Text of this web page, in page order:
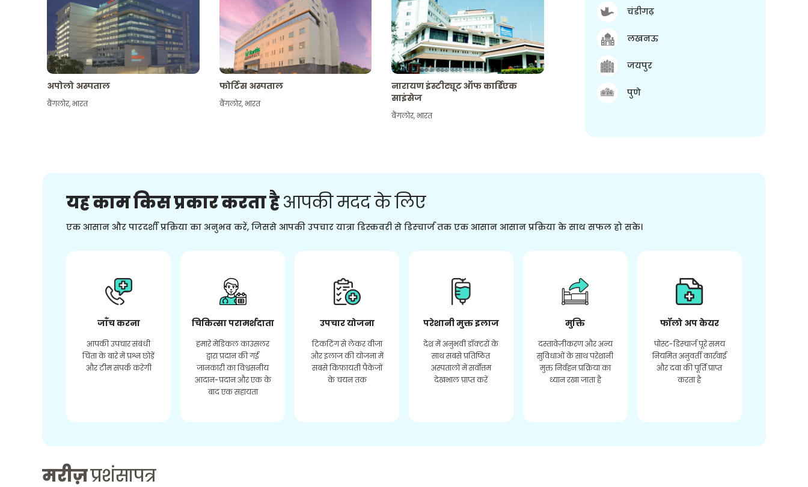
अपोलो अस्पताल
बैंगलोर,भारत
फोर्टिस अस्पताल
बैंगलोर,भारत
नारायण इंस्टीट्यूट ऑफ कार्डिएक
साइंसेज
बैंगलोर,भारत
चंडीगढ़
लखनऊ
जयपुर
पुणे
यह काम किस प्रकार करता हैआपकी मदद के लिए
एक आसान और पारदर्शी प्रक्रिया का अनुभव करें, जिससे आपकी उपचार यात्रा डिस्कवरी से डिस्चार्ज तक एक आसान आसान प्रक्रिया के साथ सफल हो सके।
जाँच करना
आपकी उपचार संबंधी
चिंता के बारे में प्रश्न छोड़ें
और टीम संपर्क करेगी
चिकित्सा परामर्शदाता
हमारे मेडिकल काउंसलर
द्वारा प्रदान की गई
जानकारी का विश्वसनीय
आदान-प्रदान और एक के
बाद एक सहायता
उपचार योजना
टिकटिंग से लेकर वीजा
और इलाज की योजना में
सबसे किफायती पैकेजों
के चयन तक
परेशानी मुक्त इलाज
देश में अनुभवी डॉक्टरों के
साथ सबसे प्रतिष्ठित
अस्पतालों में सर्वोत्तम
देखभाल प्राप्त करें
मुक्ति
दस्तावेज़ीकरण और अन्य
सुविधाओं के साथ परेशानी
मुक्त निर्वहन प्रक्रिया का
ध्यान रखा जाता है
फॉलो अप केयर
पोस्ट-डिस्चार्ज पूरे समय
नियमित अनुवर्ती कार्रवाई
और दवा की पूर्ति प्राप्त
करता है
मरीज़प्रशंसापत्र